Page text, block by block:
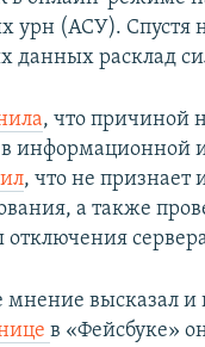
урн (АСУ). Спустя
данных расклад
, что причиной
информационной
, что не
а также
отключения
мнение высказал
в «Фейсбуке»